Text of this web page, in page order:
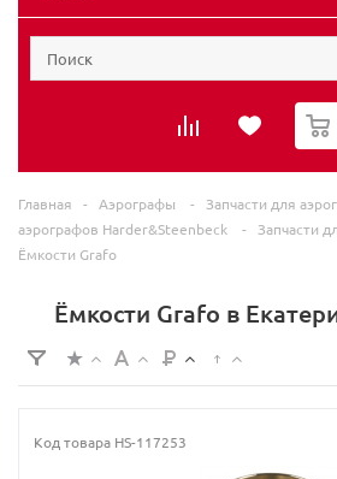
Главная - Аэрографы - Запчасти для
аэрографов Harder&Steenbeck
- Запчасти
Ёмкости Grafo
Ёмкости Grafo в
Код товара HS-117253